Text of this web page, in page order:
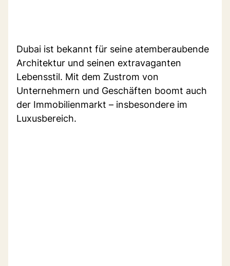
Dubai ist bekannt für seine atemberaubende
Architektur und seinen extravaganten
Lebensstil. Mit dem Zustrom von
Unternehmern und Geschäften boomt auch
der Immobilienmarkt – insbesondere im
Luxusbereich.